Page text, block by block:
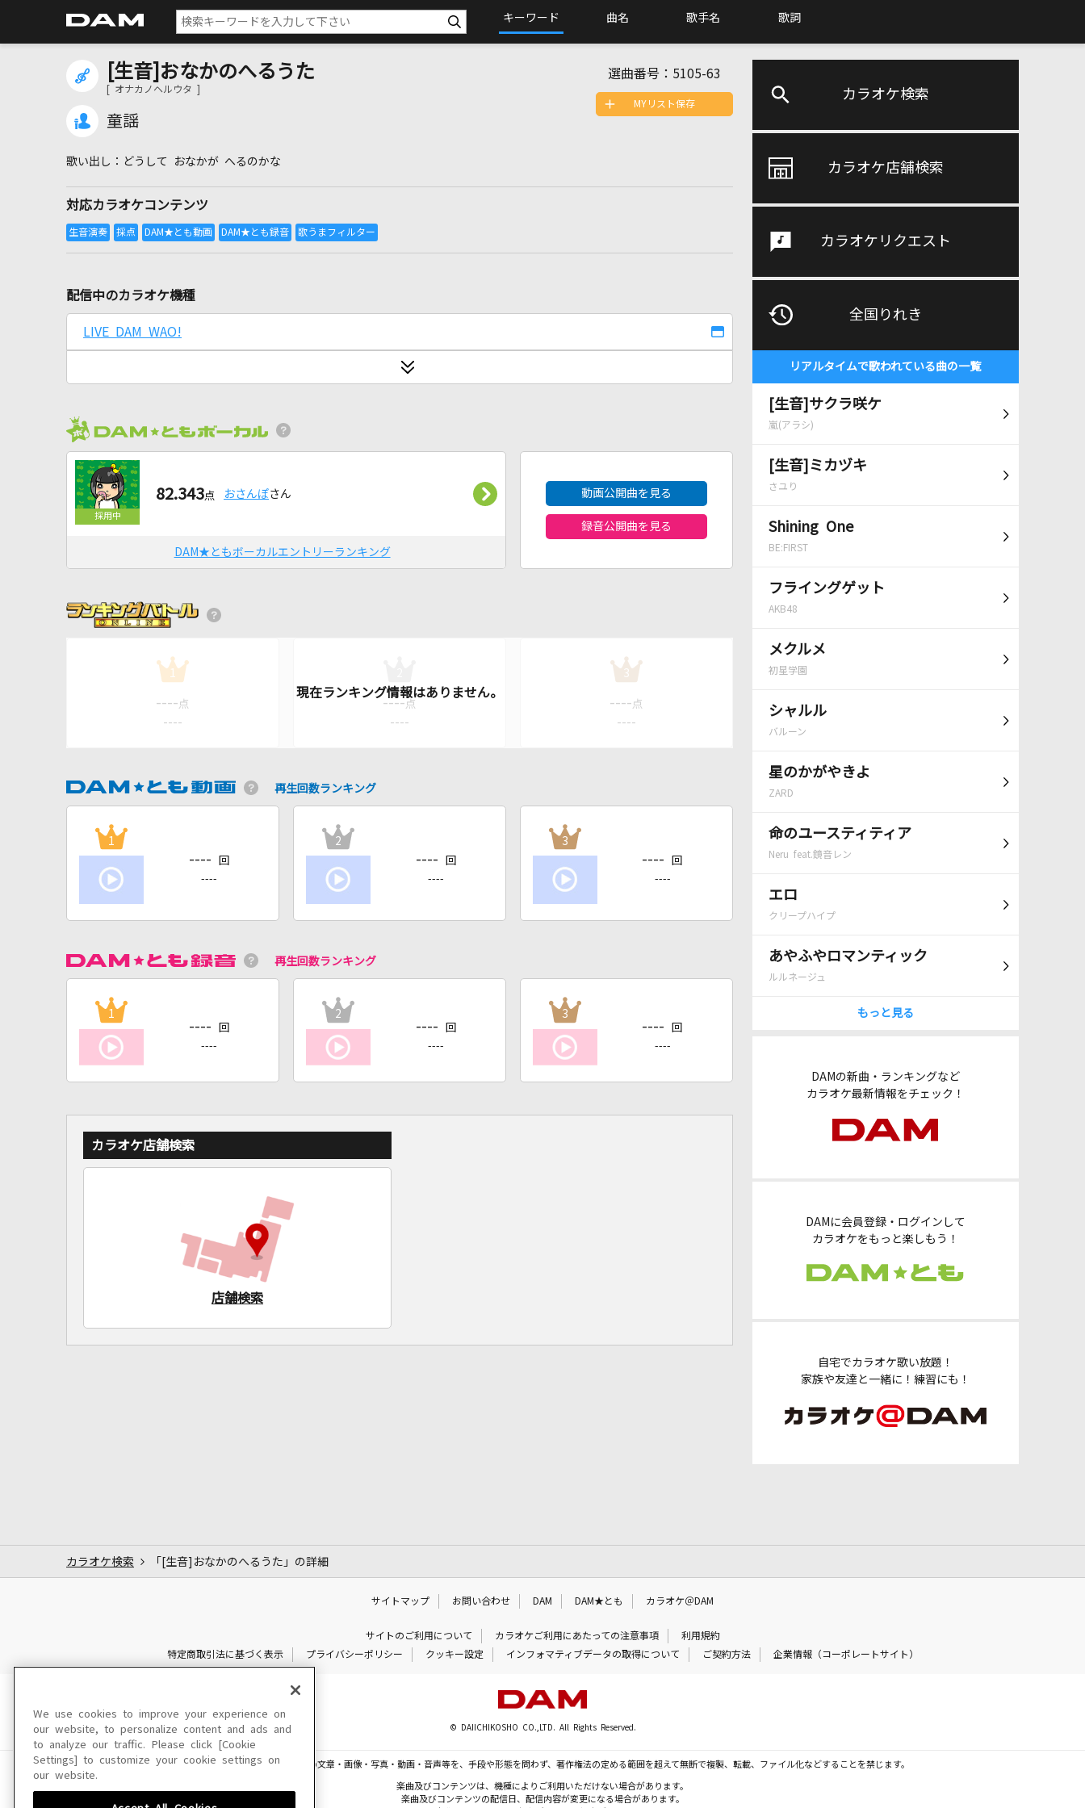
キーワード 曲名 歌手名 歌詞
カラオケ検索
カラオケ店舗検索
カラオケリクエスト
全国りれき
リアルタイムで歌われている曲の一覧
[生音]サクラ咲ケ
嵐(アラシ)
[生音]ミカヅキ
さユり
Shining One
BE:FIRST
フライングゲット
AKB48
メクルメ
初星学園
シャルル
バルーン
星のかがやきよ
ZARD
命のユースティティア
Neru feat.鏡音レン
エロ
クリープハイプ
あやふやロマンティック
ルルネージュ
もっと見る
DAMの新曲・ランキングなど
カラオケ最新情報をチェック！
DAMに会員登録・ログインして
カラオケをもっと楽しもう！
自宅でカラオケ歌い放題！
家族や友達と一緒に！練習にも！
[生音]おなかのへるうた
[ オナカノヘルウタ ]
童謡
選曲番号： 5105-63
どうして おなかが へるのかな
対応カラオケコンテンツ
MYリスト保存
配信中のカラオケ機種
LIVE DAM WAO!
82.343点 おさんぽさん
DAM★ともボーカルエントリーランキング
動画公開曲を見る
録音公開曲を見る
1
---- 点
----
---- 点
----
3
---- 点
----
再生回数ランキング
1
---- 回
----
2
---- 回
----
3
---- 回
----
再生回数ランキング
1
---- 回
----
2
---- 回
----
3
---- 回
----
カラオケ店舗検索
店舗検索
カラオケ検索 「[生音]おなかのへるうた」の詳細
サイトマップ お問い合わせ DAM DAM★とも カラオケ＠DAM
サイトのご利用について カラオケご利用にあたっての注意事項
利用規約
特定商取引法に基づく表示
プライバシーポリシー クッキー設定 インフォマティブデータの取得について ご契約方法 企業情報（コーポレートサイト）
© DAIICHIKOSHO CO.,LTD. All Rights Reserved.
このサイトに掲載されている一切の文章・画像・写真・動画・音声等を、手段や形態を問わず、著作権法の定める範囲を超えて無断で複製、転載、ファイル化などすることを禁じます。
楽曲及びコンテンツは、機種によりご利用いただけない場合があります。
楽曲及びコンテンツの配信日、配信内容が変更になる場合があります。
We use cookies to improve your experience on
our website, to personalize content and ads and
to analyze our traffic. Please click [Cookie
Settings] to customize your cookie settings on
our website.